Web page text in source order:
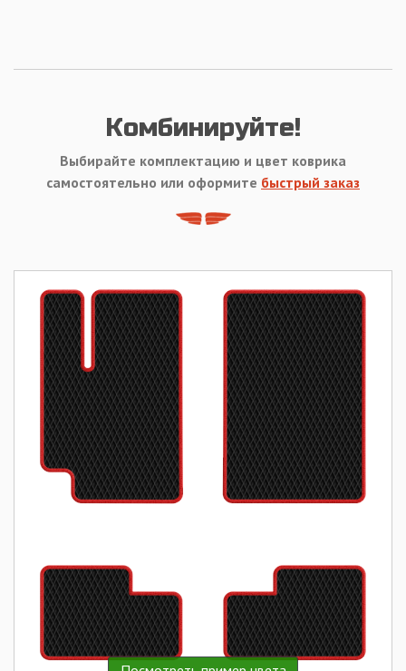
Комбинируйте!
Выбирайте комплектацию и цвет коврика
самостоятельно или оформите быстрый заказ